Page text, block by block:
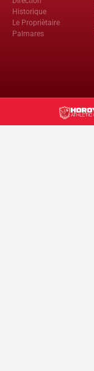
Historique
Le Propriètaire
Palmares